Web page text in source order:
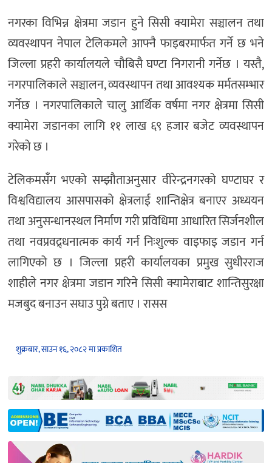
नगरका विभिन्न क्षेत्रमा जडान हुने सिसी क्यामेरा सञ्चालन तथा
व्यवस्थापन नेपाल टेलिकमले आफ्नै फाइबरमार्फत गर्ने छ भने
जिल्ला प्रहरी कार्यालयले चौबिसै घण्टा निगरानी गर्नेछ । यस्तै,
नगरपालिकाले सञ्चालन, व्यवस्थापन तथा आवश्यक मर्मतसम्भार
गर्नेछ । नगरपालिकाले चालु आर्थिक वर्षमा नगर क्षेत्रमा सिसी
क्यामेरा जडानका लागि ११ लाख ६९ हजार बजेट व्यवस्थापन
गरेको छ ।
टेलिकमसँग भएको सम्झौताअनुसार वीरेन्द्रनगरको घण्टाघर र
विश्वविद्यालय आसपासको क्षेत्रलाई शान्तिक्षेत्र बनाएर अध्ययन
तथा अनुसन्धानस्थल निर्माण गरी प्रविधिमा आधारित सिर्जनशील
तथा नवप्रवद्र्धनात्मक कार्य गर्न निःशुल्क वाइफाइ जडान गर्न
लागिएको छ । जिल्ला प्रहरी कार्यालयका प्रमुख सुधीरराज
शाहीले नगर क्षेत्रमा जडान गरिने सिसी क्यामेराबाट शान्तिसुरक्षा
मजबुद बनाउन सघाउ पुग्ने बताए । रासस
शुक्रबार, साउन १६, २०८२ मा प्रकाशित